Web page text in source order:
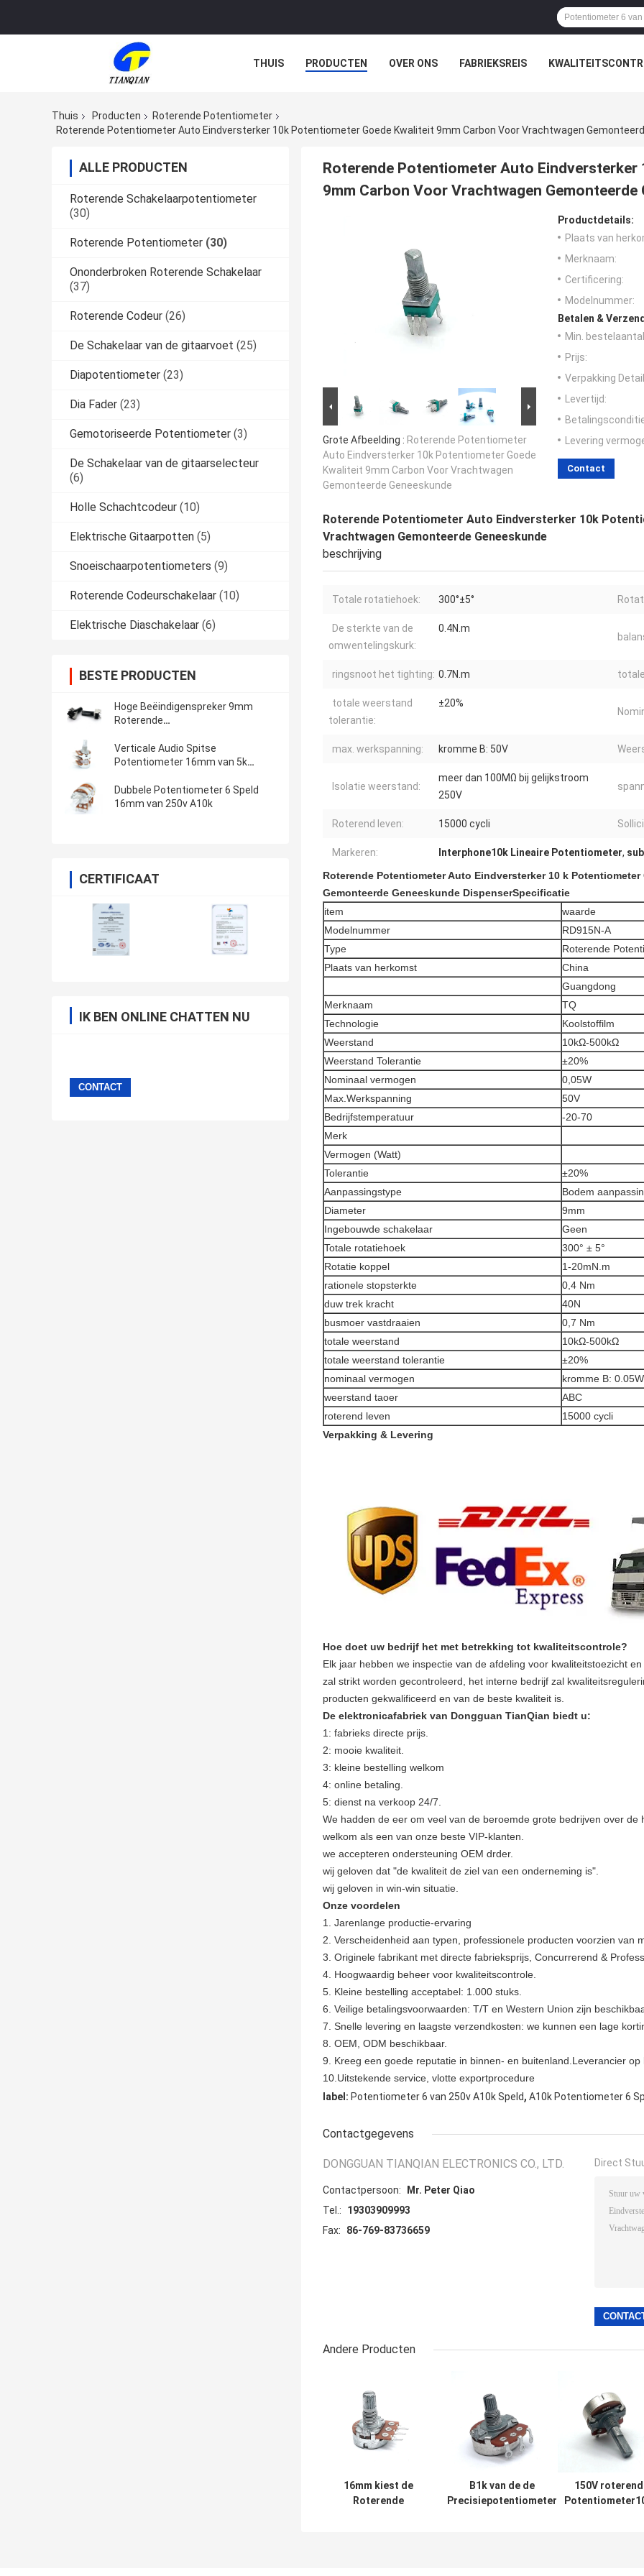
THUIS PRODUCTEN OVER ONS FABRIEKSREIS
Thuis Producten
Roterende Potentiometer
Roterende Potentiometer Auto Eindversterker 10k Potentiometer Goede Kwaliteit 9mm Carbon Voor Vrachtwagen
ALLE PRODUCTEN
Roterende Schakelaarpotentiometer
(30)
Roterende Potentiometer (30)
Ononderbroken Roterende Schakelaar
(37)
Roterende Codeur (26)
De Schakelaar van de gitaarvoet (25)
Diapotentiometer (23)
Dia Fader (23)
Gemotoriseerde Potentiometer (3)
De Schakelaar van de gitaarselecteur
(6)
Holle Schachtcodeur (10)
Elektrische Gitaarpotten (5)
Snoeischaarpotentiometers (9)
Roterende Codeurschakelaar (10)
Elektrische Diaschakelaar (6)
BESTE PRODUCTEN
Hoge Beëindigenspreker 9mm
Roterende
Verticale AC500V
Verticale Audio Spitse
Potentiometer 16mm van 5k
Dubbele Potentiometer 6 Speld
16mm van 250v A10k
CERTIFICAAT
IK BEN ONLINE CHATTEN NU
Roterende Potentiometer Auto
9mm Carbon Voor Vrachtwagen Gemonteerde
Grote Afbeelding : Roterende Potentiometer
Auto Eindversterker 10k Potentiometer Goede
Kwaliteit 9mm Carbon Voor Vrachtwagen
Gemonteerde Geneeskunde
Productdetails:
Plaats van
Merknaam:
Certificering:
Modelnummer:
Betalen &
Min.
Prijs:
Verpakking
Levertijd:
Levering
Contact
Roterende Potentiometer Auto Eindversterker 10k
Vrachtwagen Gemonteerde Geneeskunde
beschrijving
Totale rotatiehoek: 300°±5°
De sterkte van de
omwentelingskurk:
0.4N.m
ringsnoot het tighting: 0.7N.m
totale weerstand
tolerantie:
±20%
max. werkspanning: kromme B: 50V
Isolatie weerstand:
meer dan 100MΩ bij gelijkstroom
250V
Roterend leven: 15000 cycli
Markeren: Interphone10k Lineaire Potentiometer,
Roterende Potentiometer Auto Eindversterker 10 k
Gemonteerde Geneeskunde DispenserSpecificatie
item
waarde
Modelnummer
RD915N-A
Type
Roterende
Plaats van herkomst
China
Guangdong
Merknaam
TQ
Technologie
Koolstoffilm
Weerstand
10kΩ-500kΩ
Weerstand Tolerantie
±20%
Nominaal vermogen
0,05W
Max.Werkspanning
50V
Bedrijfstemperatuur
-20-70
Merk
Vermogen (Watt)
Tolerantie
±20%
Aanpassingstype
Bodem
Diameter
9mm
Ingebouwde schakelaar
Geen
Totale rotatiehoek
300° ± 5°
Rotatie koppel
1-20mN.m
rationele stopsterkte
0,4 Nm
duw trek kracht
40N
busmoer vastdraaien
0,7 Nm
totale weerstand
10kΩ-500kΩ
totale weerstand tolerantie
±20%
nominaal vermogen
kromme B: 0.05W
weerstand taoer
ABC
roterend leven
15000 cycli
Verpakking & Levering
Hoe doet uw bedrijf het met betrekking tot kwaliteitscontrole?
Elk jaar hebben we inspectie van de afdeling voor kwaliteitstoezicht
zal strikt worden gecontroleerd, het interne bedrijf zal
producten gekwalificeerd en van de beste kwaliteit is.
De elektronicafabriek van Dongguan TianQian biedt u:
1: fabrieks directe prijs.
2: mooie kwaliteit.
3: kleine bestelling welkom
4: online betaling.
5: dienst na verkoop 24/7.
We hadden de eer om veel van de beroemde grote bedrijven over de
welkom als een van onze beste VIP-klanten.
we accepteren ondersteuning OEM drder.
wij geloven dat "de kwaliteit de ziel van een onderneming is".
wij geloven in win-win situatie.
Onze voordelen
1. Jarenlange productie-ervaring
2. Verscheidenheid aan typen, professionele producten voorzien van
3. Originele fabrikant met directe fabrieksprijs, Concurrerend &
4. Hoogwaardig beheer voor kwaliteitscontrole.
5. Kleine bestelling acceptabel: 1.000 stuks.
6. Veilige betalingsvoorwaarden: T/T en Western Union zijn
7. Snelle levering en laagste verzendkosten: we kunnen een lage
8. OEM, ODM beschikbaar.
9. Kreeg een goede reputatie in binnen- en buitenland.Leverancier
10.Uitstekende service, vlotte exportprocedure
label: Potentiometer 6 van 250v A10k Speld, A10k Potentiometer 6
Contactgegevens
DONGGUAN TIANQIAN ELECTRONICS CO., LTD.
Contactpersoon:
Mr. Peter Qiao
Tel.:
19303909993
Fax:
86-769-83736659
Direct
Andere Producten
16mm kiest de
Roterende
B1k van de de
Precisiepotentiometer
150V roterend